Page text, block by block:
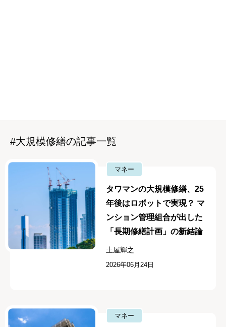
#大規模修繕の記事一覧
マネー
タワマンの大規模修繕、25
年後はロボットで実現？ マ
ンション管理組合が出した
「長期修繕計画」の新結論
土屋輝之
2026年06月24日
マネー